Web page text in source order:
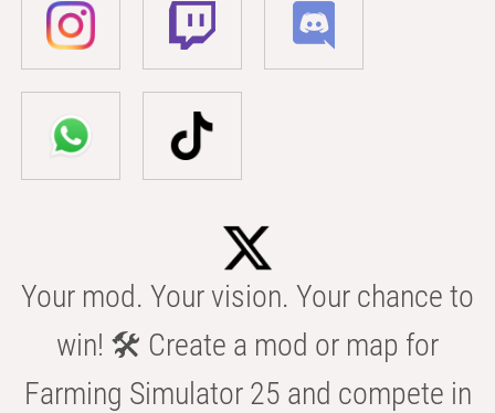
Your mod. Your vision. Your chance to
win! 🛠️ Create a mod or map for
Farming Simulator 25 and compete in